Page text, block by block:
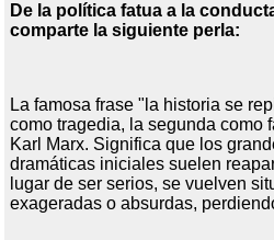
De la política fatua a la
comparte la siguiente perla:
La famosa frase "la historia se
como tragedia, la segunda como
Karl Marx. Significa que los
dramáticas iniciales suelen
lugar de ser serios, se vuelven
exageradas o absurdas,